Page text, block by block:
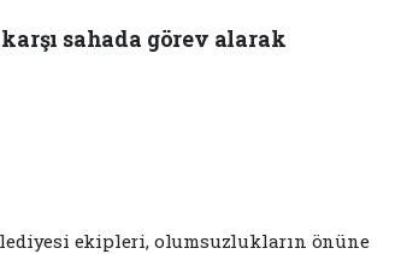
sahada görev alarak
ekipleri, olumsuzlukların önüne